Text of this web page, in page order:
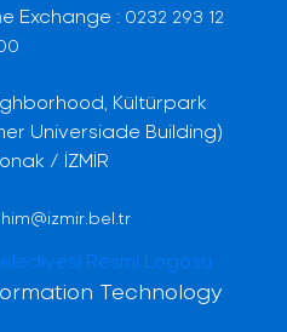
Exchange : 0232 293 12
Kültürpark
Universiade Building)
/ İZMİR
him@izmir.bel.tr
Technology